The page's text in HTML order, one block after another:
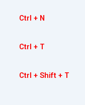
Ctrl + N
Ctrl + T
Ctrl + Shift + T